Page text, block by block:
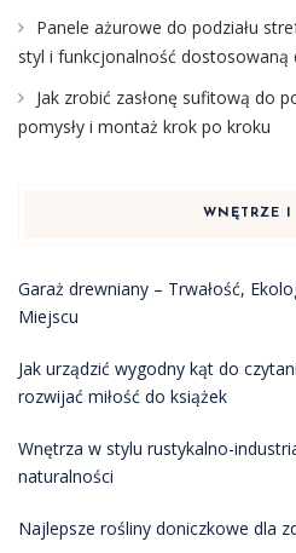
Panele ażurowe do podziału
styl i funkcjonalność dostosowaną
Jak zrobić zasłonę sufitową do
pomysły i montaż krok po kroku
WNĘTRZE I
Garaż drewniany – Trwałość,
Miejscu
Jak urządzić wygodny kąt do
rozwijać miłość do książek
Wnętrza w stylu rustykalno-
naturalności
Najlepsze rośliny doniczkowe dla